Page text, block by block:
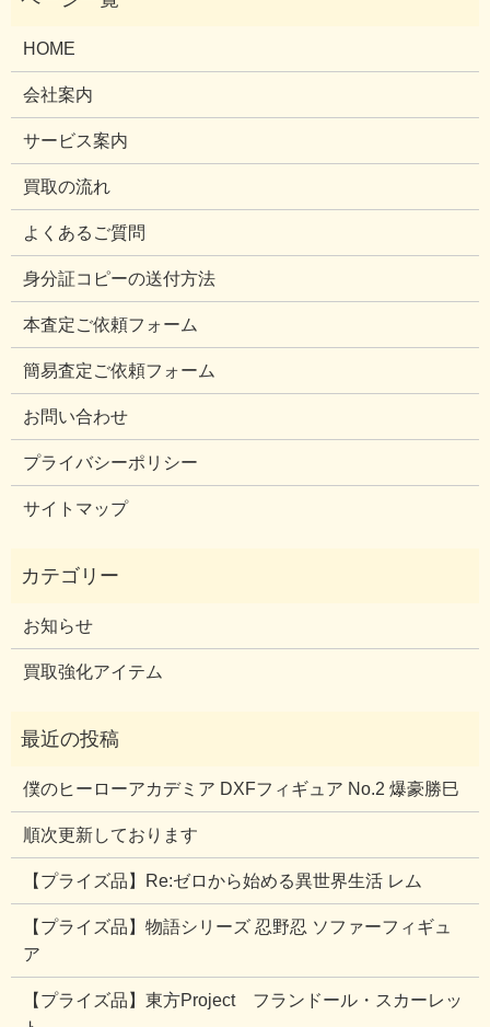
HOME
会社案内
サービス案内
買取の流れ
よくあるご質問
身分証コピーの送付方法
本査定ご依頼フォーム
簡易査定ご依頼フォーム
お問い合わせ
プライバシーポリシー
サイトマップ
お知らせ
買取強化アイテム
僕のヒーローアカデミア DXFフィギュア No.2 爆豪勝巳
順次更新しております
【プライズ品】Re:ゼロから始める異世界生活 レム
【プライズ品】物語シリーズ 忍野忍 ソファーフィギュ
ア
【プライズ品】東方Project フランドール・スカーレッ